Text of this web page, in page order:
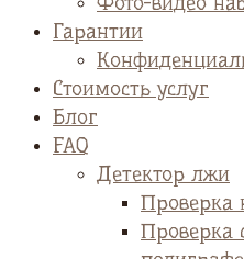
Гарантии
Стоимость услуг
Блог
FAQ
Детектор лжи
Проверка
Проверка